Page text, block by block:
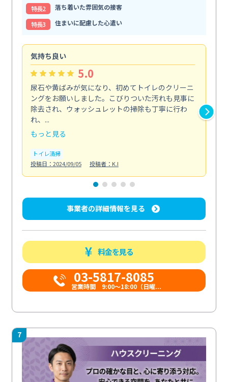
特⻑2
落ち着いた雰囲気の接客
特⻑3
住まいに配慮した心遣い
気持ち良い
5.0
尿石や黄ばみが気になり、初めてトイレのクリーニ
ングをお願いしました。こびりついた汚れも見事に
除去され、ウォッシュレットの掃除も丁寧に行わ
れ、...
もっと見る
トイレ清掃
投稿日：2024/09/05
投稿者：K.I
事業者の詳細情報を見る
料金を見る
03-5817-8085
営業時間 9:00～18:00（日曜...
7